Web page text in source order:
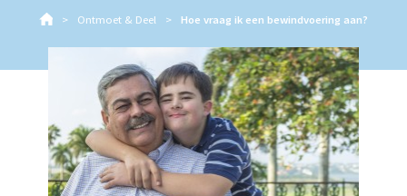
Ontmoet & Deel Hoe vraag ik een bewindvoering aan?